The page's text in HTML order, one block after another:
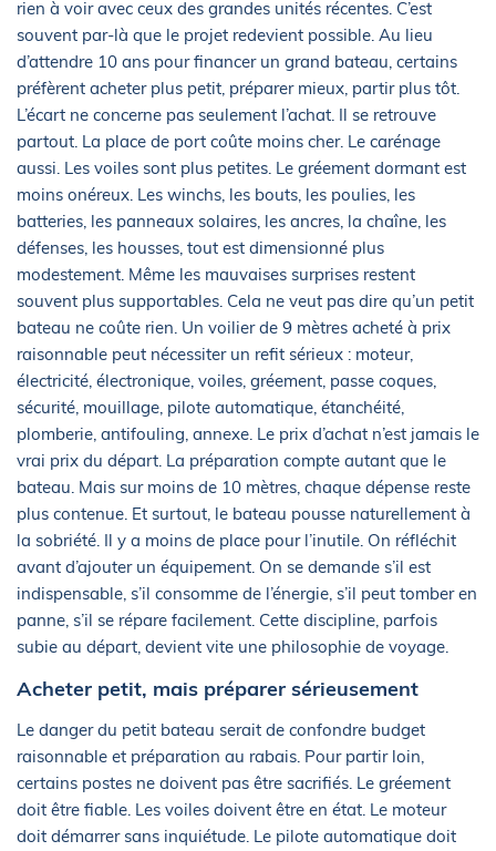
rien à voir avec ceux des grandes unités récentes. C’est
souvent par-là que le projet redevient possible. Au lieu
d’attendre 10 ans pour financer un grand bateau, certains
préfèrent acheter plus petit, préparer mieux, partir plus tôt.
L’écart ne concerne pas seulement l’achat. Il se retrouve
partout. La place de port coûte moins cher. Le carénage
aussi. Les voiles sont plus petites. Le gréement dormant est
moins onéreux. Les winchs, les bouts, les poulies, les
batteries, les panneaux solaires, les ancres, la chaîne, les
défenses, les housses, tout est dimensionné plus
modestement. Même les mauvaises surprises restent
souvent plus supportables. Cela ne veut pas dire qu’un petit
bateau ne coûte rien. Un voilier de 9 mètres acheté à prix
raisonnable peut nécessiter un refit sérieux : moteur,
électricité, électronique, voiles, gréement, passe coques,
sécurité, mouillage, pilote automatique, étanchéité,
plomberie, antifouling, annexe. Le prix d’achat n’est jamais le
vrai prix du départ. La préparation compte autant que le
bateau. Mais sur moins de 10 mètres, chaque dépense reste
plus contenue. Et surtout, le bateau pousse naturellement à
la sobriété. Il y a moins de place pour l’inutile. On réfléchit
avant d’ajouter un équipement. On se demande s’il est
indispensable, s’il consomme de l’énergie, s’il peut tomber en
panne, s’il se répare facilement. Cette discipline, parfois
subie au départ, devient vite une philosophie de voyage.
Acheter petit, mais préparer sérieusement
Le danger du petit bateau serait de confondre budget
raisonnable et préparation au rabais. Pour partir loin,
certains postes ne doivent pas être sacrifiés. Le gréement
doit être fiable. Les voiles doivent être en état. Le moteur
doit démarrer sans inquiétude. Le pilote automatique doit